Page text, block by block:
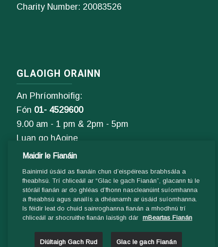
Charity Number: 20083526
GLAOIGH ORAINN
An Phríomhoifig:
Fón 01- 4529600
9.00 am - 1 pm & 2pm - 5pm
Luan go hAoine
Fiosrúcháin Ghinearálta:
info@ddletb.ie
Uimhir charthanachta: 20083526
Maidir le Fianáin
Bainimid úsáid as fianáin chun d’eispéireas brabhsála a
fheabhsú. Trí chliceáil ar “Glac le gach Fianán”, glacann tú le
stóráil fianán ar do ghléas d’fhonn nascleanúint suíomhanna
a fheabhsú agus anailís a dhéanamh ar úsáid suíomhanna.
Is féidir leat do chuid sainroghanna fianán a mhodhnú trí
chliceáil ar shocruithe fianán laistigh dár mBeartas Fianán
Diúltaigh Gach Rud Glac le gach Fianán